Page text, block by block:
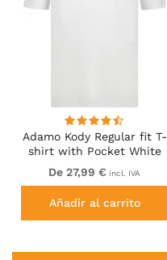
Adamo Kody Regular fit T-
shirt with Pocket White
De 27,99 € incl. IVA
Añadir al carrito